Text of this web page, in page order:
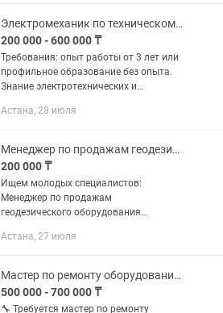
Электромеханик по техническому обслуживанию лифтового оборудования
200 000 - 600 000 ₸
Требования: опыт работы от 3 лет или
профильное образование без опыта.
Знание электротехнических и
читать техническую документацию.
Астана, 28 июля
Менеджер по продажам геодезического оборудования
200 000 ₸
Ищем молодых специалистов:
Менеджер по продажам
геодезического оборудования
привлечение новых клиентов
базами данных, поиск через...
Астана, 27 июля
Мастер по ремонту оборудования, техники
500 000 - 700 000 ₸
🔧 Требуется мастер по ремонту